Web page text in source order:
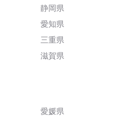
静岡県
愛知県
三重県
滋賀県
愛媛県